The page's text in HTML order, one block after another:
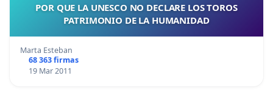
POR QUE LA UNESCO NO DECLARE LOS TOROS
PATRIMONIO DE LA HUMANIDAD
Marta Esteban
68 363 firmas
19 Mar 2011